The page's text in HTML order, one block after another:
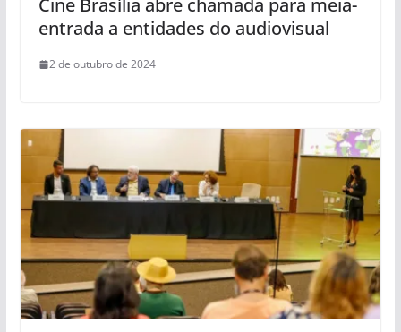
Cine Brasília abre chamada para meia-
entrada a entidades do audiovisual
2 de outubro de 2024